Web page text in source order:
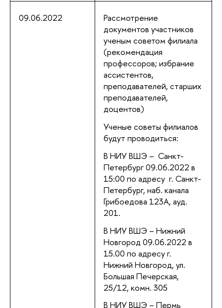
09.06.2022
Рассмотрение
документов участников
ученым советом филиала
(рекомендация
профессоров; избрание
ассистентов,
преподавателей, старших
преподавателей,
доцентов)
Ученые советы филиалов
будут проводиться:
В НИУ ВШЭ – Санкт-
Петербург 09.06.2022 в
15:00 по адресу г. Санкт-
Петербург, наб. канала
Грибоедова 123А, ауд.
201.
В НИУ ВШЭ – Нижний
Новгород 09.06.2022 в
15.00 по адресу г.
Нижний Новгород, ул.
Большая Печерская,
25/12, комн. 305
В НИУ ВШЭ – Пермь